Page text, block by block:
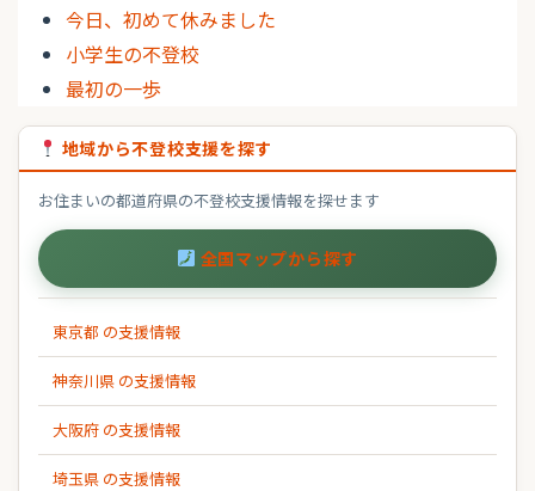
今日、初めて休みました
小学生の不登校
最初の一歩
地域から不登校支援を探す
お住まいの都道府県の不登校支援情報を探せます
全国マップから探す
東京都 の支援情報
神奈川県 の支援情報
大阪府 の支援情報
埼玉県 の支援情報